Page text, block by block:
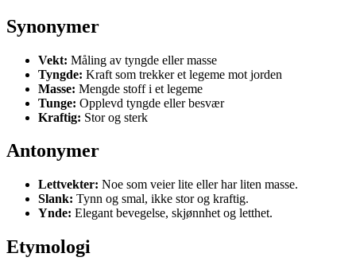
Synonymer
Vekt: Måling av tyngde eller masse
Tyngde: Kraft som trekker et legeme mot jorden
Masse: Mengde stoff i et legeme
Tunge: Opplevd tyngde eller besvær
Kraftig: Stor og sterk
Antonymer
Lettvekter: Noe som veier lite eller har liten masse.
Slank: Tynn og smal, ikke stor og kraftig.
Ynde: Elegant bevegelse, skjønnhet og letthet.
Etymologi